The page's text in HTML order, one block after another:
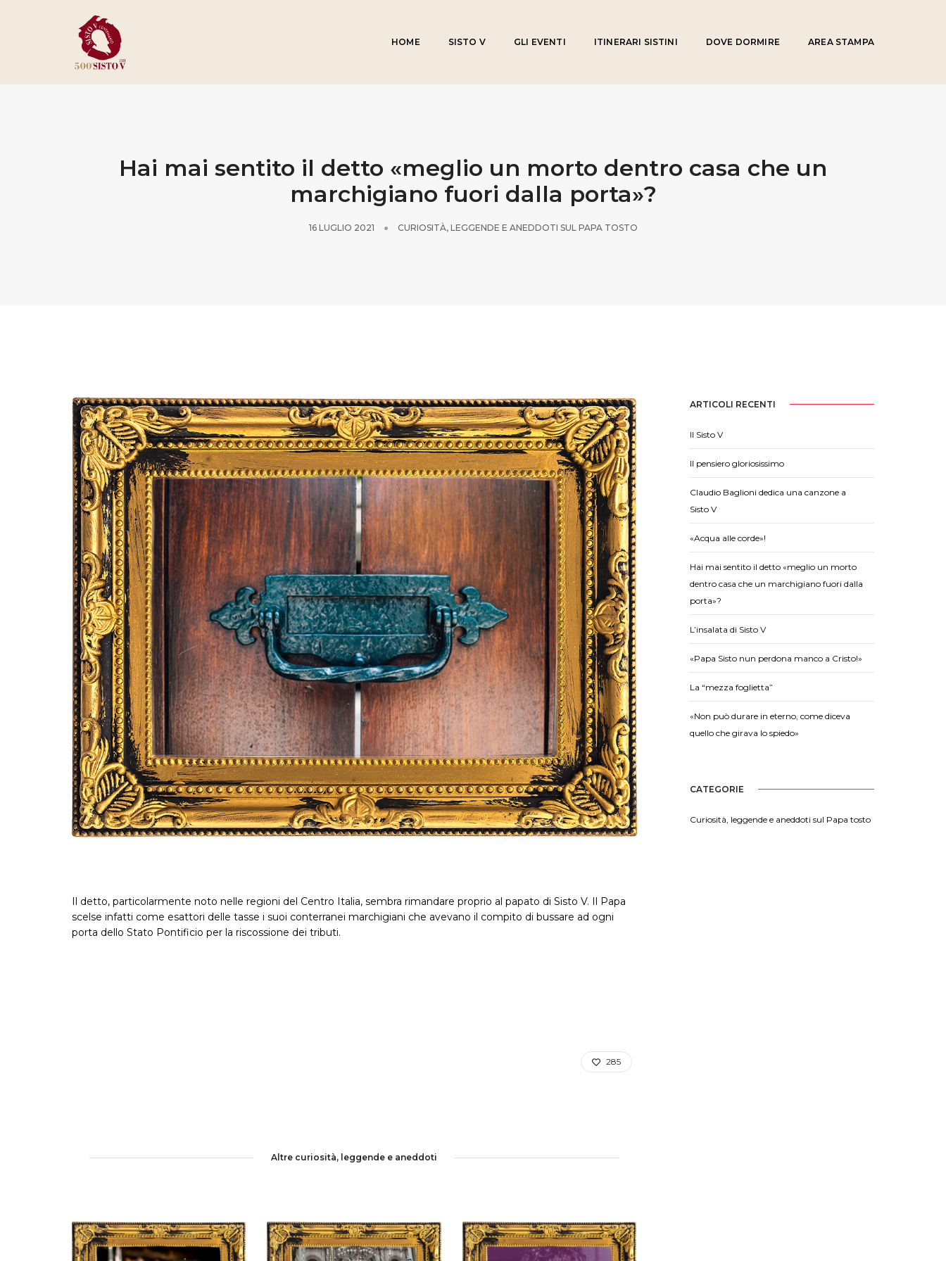
HOME SISTO V GLI EVENTI ITINERARI SISTINI DOVE DORMIRE AREA STAMPA
Hai mai sentito il detto «meglio un morto dentro casa che un
marchigiano fuori dalla porta»?
16 LUGLIO 2021 CURIOSITÀ, LEGGENDE E ANEDDOTI SUL PAPA TOSTO
Il detto, particolarmente noto nelle regioni del Centro Italia, sembra rimandare proprio al papato di Sisto V. Il Papa
scelse infatti come esattori delle tasse i suoi conterranei marchigiani che avevano il compito di bussare ad ogni
porta dello Stato Pontificio per la riscossione dei tributi.
285
Altre curiosità, leggende e aneddoti
ARTICOLI RECENTI
Il Sisto V
Il pensiero gloriosissimo
Claudio Baglioni dedica una canzone a
Sisto V
«Acqua alle corde»!
Hai mai sentito il detto «meglio un morto
dentro casa che un marchigiano fuori dalla
porta»?
L’insalata di Sisto V
«Papa Sisto nun perdona manco a Cristo!»
La “mezza foglietta”
«Non può durare in eterno, come diceva
quello che girava lo spiedo»
CATEGORIE
Curiosità, leggende e aneddoti sul Papa tosto